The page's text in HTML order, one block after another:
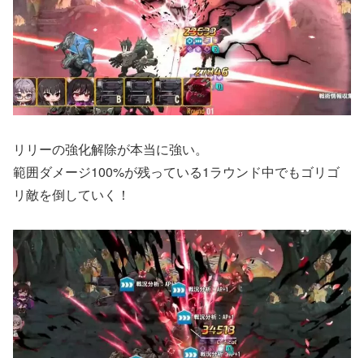
リリーの強化解除が本当に強い。
範囲ダメージ100%が残っている1ラウンド中でもゴリゴ
リ敵を倒していく！